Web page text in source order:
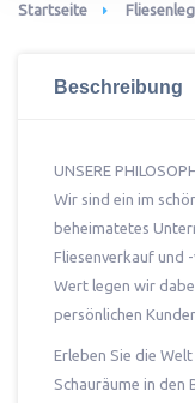
Startseite
Beschreibung
UNSERE
Wir sind ein im
beheimatetes
Fliesenverkauf und
Wert legen wir
persönlichen
Erleben Sie die
Schauräume in den